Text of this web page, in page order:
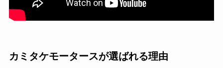
カミタケモータースが選ばれる理由